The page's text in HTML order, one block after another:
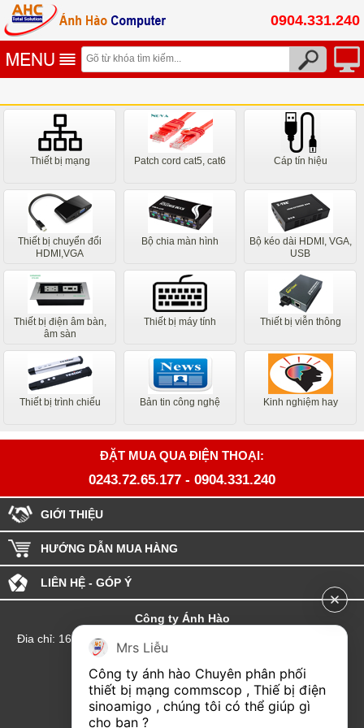
0904.331.240
Thiết bị mạng Patch cord cat5, cat6 Cáp tín hiệu
Thiết bị chuyển đổi
HDMI,VGA
Bộ chia màn hình
Bộ kéo dài HDMI, VGA,
USB
Thiết bị điện âm bàn,
âm sàn
Thiết bị máy tính Thiết bị viễn thông
Thiết bị trình chiếu Bản tin công nghệ Kinh nghiệm hay
ĐẶT MUA QUA ĐIỆN THOẠI:
0243.72.65.177 - 0904.331.240
GIỚI THIỆU
HƯỚNG DẪN MUA HÀNG
LIÊN HỆ - GÓP Ý
Công ty Ánh Hào
Đia chỉ: 164 Phố Chùa Láng - Phường Láng - Thành phố Hà Nội
Email: Kinhdoanhanhhao@gmail.com
Đại lý Hải Phòng
Mrs Liễu
Công ty ánh hào Chuyên phân phối
thiết bị mạng commscop , Thiế bị điện
sinoamigo , chúng tôi có thể giúp gì
cho bạn ?